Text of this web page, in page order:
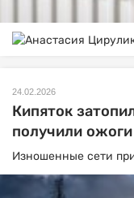
24.02.2026
Кипяток
получили ожоги
Изношенные сети